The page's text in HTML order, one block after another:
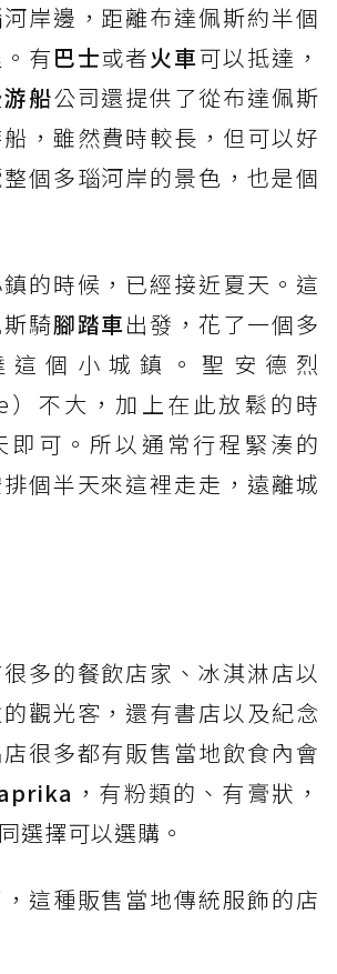
河岸邊，距離布達佩斯約半個
有巴士或者火車可以抵達，
游船公司還提供了從布達佩斯
，雖然費時較長，但可以好
個多瑙河岸的景色，也是個
的時候，已經接近夏天。這
騎腳踏車出發，花了一個多
這個小城鎮。聖安德烈
）不大，加上在此放鬆的時
即可。所以通常行程緊湊的
個半天來這裡走走，遠離城
多的餐飲店家、冰淇淋店以
觀光客，還有書店以及紀念
很多都有販售當地飲食內會
，有粉類的、有膏狀，
選擇可以選購。
這種販售當地傳統服飾的店